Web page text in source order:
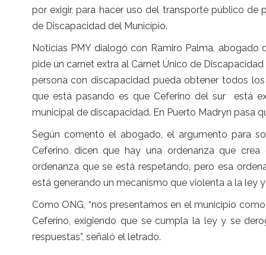
por exigir, para hacer uso del transporte público
de Discapacidad del Municipio.
Noticias PMY dialogó con Ramiro Palma, abogado
pide un carnet extra al Carnet Único de
persona con discapacidad pueda obtener todos
que está pasando es que Ceferino del sur está
municipal de discapacidad. En Puerto Madryn pasa
Según comentó el abogado, el argumento para
Ceferino dicen que hay una ordenanza que
ordenanza que se está respetando, pero esa
está generando un mecanismo que violenta a la ley
Como ONG, “nos presentamos en el municipio
Ceferino, exigiendo que se cumpla la ley y se
respuestas”, señaló el letrado.